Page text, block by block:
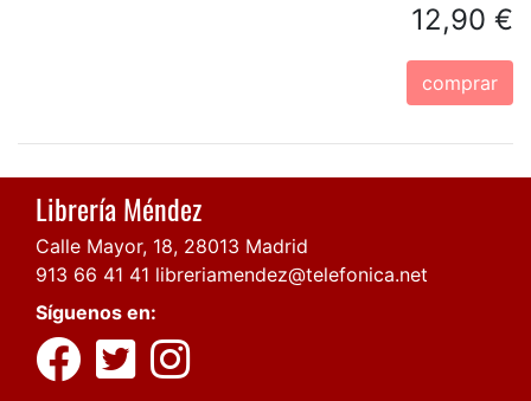
12,90 €
comprar
Librería Méndez
Calle Mayor, 18, 28013 Madrid
913 66 41 41 libreriamendez@telefonica.net
Síguenos en: